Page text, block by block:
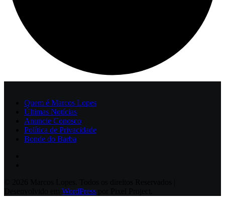
Quem é Marcos Lopes
Últimas Notícias
Anuncie Conosco
Política de Privacidade
Bonde do Barba
WordPress